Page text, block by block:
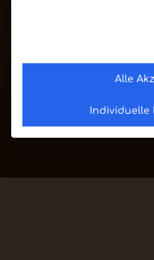
Alle
Individuelle